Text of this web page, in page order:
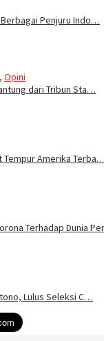
Penjuru Indo…
, Opini
dari Tribun Sta…
Tempur Amerika Terba…
Terhadap Dunia
Lulus Seleksi C…